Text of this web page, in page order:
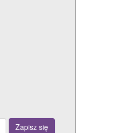
Zapisz się